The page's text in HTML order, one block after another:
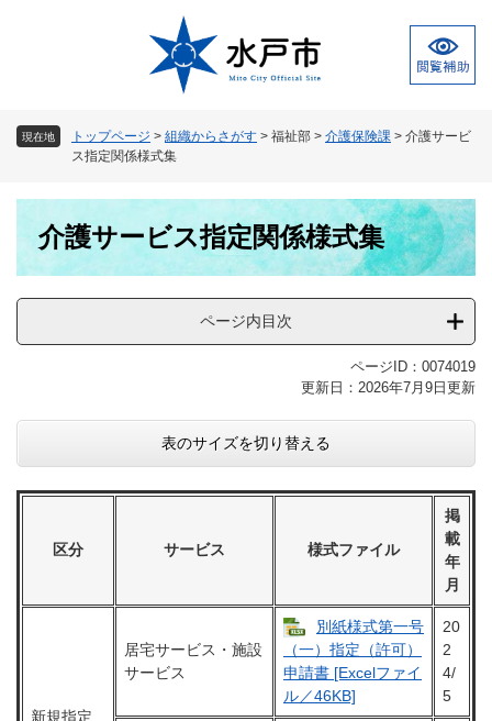
現在地 トップページ > 組織からさがす > 福祉部 > 介護保険課 > 介護サービ
ス指定関係様式集
介護サービス指定関係様式集
ページ内目次
ページID：0074019
更新日：2026年7月9日更新
表のサイズを切り替える
区分 サービス 様式ファイル
掲
載
年
月
新規指定
居宅サービス・施設
サービス
別紙様式第一号
（一）指定（許可）
申請書 [Excelファイ
ル／46KB]
20
2
4/
5